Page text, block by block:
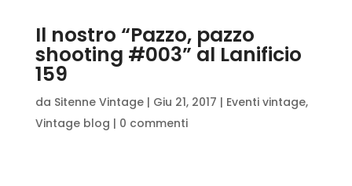
Il nostro “Pazzo, pazzo
shooting #003” al Lanificio
159
da Sitenne Vintage| Giu 21, 2017 | Eventi vintage,
Vintage blog | 0 commenti